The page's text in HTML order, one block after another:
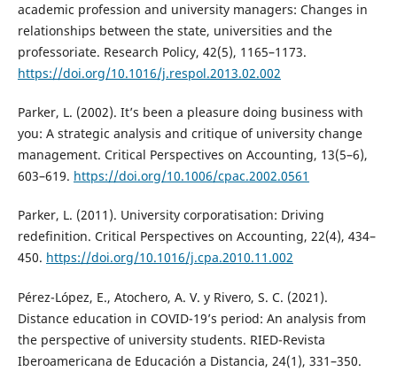
academic profession and university managers: Changes in
relationships between the state, universities and the
professoriate. Research Policy, 42(5), 1165–1173.
https://doi.org/10.1016/j.respol.2013.02.002
Parker, L. (2002). It’s been a pleasure doing business with
you: A strategic analysis and critique of university change
management. Critical Perspectives on Accounting, 13(5–6),
603–619. https://doi.org/10.1006/cpac.2002.0561
Parker, L. (2011). University corporatisation: Driving
redefinition. Critical Perspectives on Accounting, 22(4), 434–
450. https://doi.org/10.1016/j.cpa.2010.11.002
Pérez-López, E., Atochero, A. V. y Rivero, S. C. (2021).
Distance education in COVID-19’s period: An analysis from
the perspective of university students. RIED-Revista
Iberoamericana de Educación a Distancia, 24(1), 331–350.